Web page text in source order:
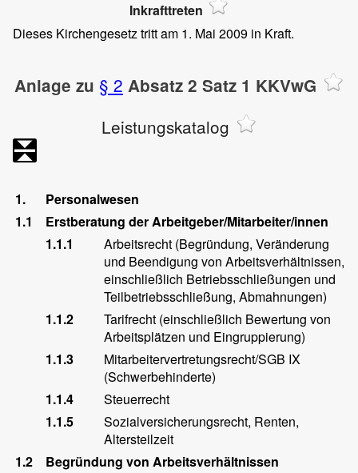
Inkrafttreten
Dieses Kirchengesetz tritt am 1. Mai 2009 in Kraft.
Anlage zu § 2 Absatz 2 Satz 1 KKVwG
Leistungskatalog
1.
Personalwesen
1.1
Erstberatung der Arbeitgeber/Mitarbeiter/innen
1.1.1
Arbeitsrecht (Begründung, Veränderung
und Beendigung von Arbeitsverhältnissen,
einschließlich Betriebsschließungen und
Teilbetriebsschließung, Abmahnungen)
1.1.2
Tarifrecht (einschließlich Bewertung von
Arbeitsplätzen und Eingruppierung)
1.1.3
Mitarbeitervertretungsrecht/SGB IX
(Schwerbehinderte)
1.1.4
Steuerrecht
1.1.5
Sozialversicherungsrecht, Renten,
Altersteilzeit
1.2
Begründung von Arbeitsverhältnissen